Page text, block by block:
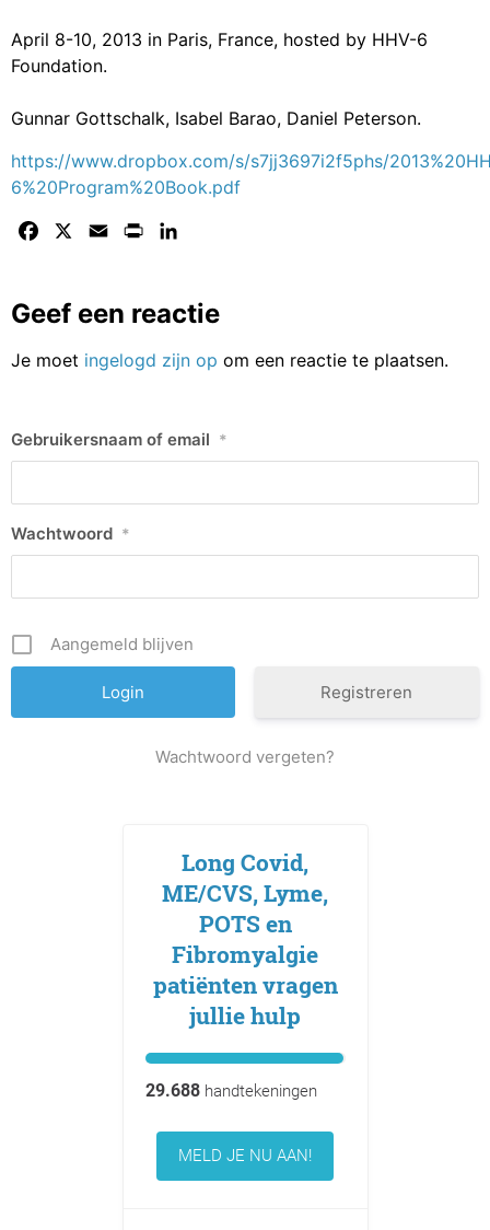
April 8-10, 2013 in Paris, France, hosted by HHV-6
Foundation.
Gunnar Gottschalk, Isabel Barao, Daniel Peterson.
https://www.dropbox.com/s/s7jj3697i2f5phs/
6%20Program%20Book.pdf
Facebook Email Print
Geef een reactie
Je moet ingelogd zijn op om een reactie te plaatsen.
Gebruikersnaam of email *
Wachtwoord *
Aangemeld blijven
Registreren
Wachtwoord vergeten?
Long Covid,
ME/CVS, Lyme,
POTS en
Fibromyalgie
patiënten vragen
jullie hulp
29.688handtekeningen
MELD JE NU AAN!